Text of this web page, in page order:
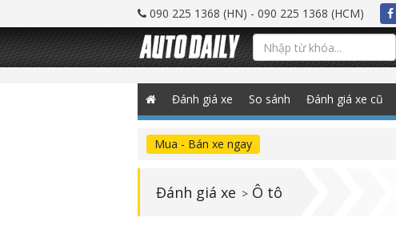
090 225 1368 (HN) - 090 225 1368 (HCM)
Đánh giá xe So sánh Đánh giá xe cũ
Mua - Bán xe ngay
Đánh giá xe > Ô tô